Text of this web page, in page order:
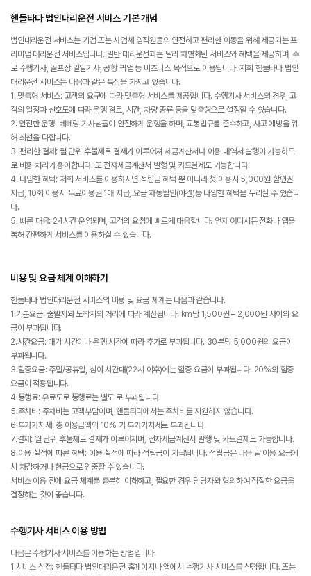
핸들타다 법인대리운전 서비스 기본 개념
법인대리운전 서비스는 기업 또는 사업체 임직원들의 안전하고 편리한 이동을 위해 제공되는 프
리미엄 대리운전 서비스입니다. 일반 대리운전과는 달리 차별화된 서비스와 혜택을 제공하며, 주
로 수행기사, 골프장 일일기사, 공항 픽업 등 비즈니스 목적으로 이용됩니다. 저희 핸들타다 법인
대리운전 서비스는 다음과 같은 특징을 가지고 있습니다.
1. 맞춤형 서비스: 고객의 요구에 따라 맞춤형 서비스를 제공합니다. 수행기사 서비스의 경우, 고
객의 일정과 선호도에 따라 운행 경로, 시간, 차량 종류 등을 맞춤형으로 설정할 수 있습니다.
2. 안전한 운행: 베테랑 기사님들이 안전하게 운행을 하며, 교통법규를 준수하고, 사고 예방을 위
해 최선을 다합니다.
3. 편리한 결제: 월 단위 후불제로 결제가 이루어져 세금계산서나 이용 내역서 발행이 가능하므
로 비용 처리가 용이합니다. 또 전자세금계산서 발행 및 카드결제도 가능합니다.
4. 다양한 혜택: 저희 서비스를 이용하시면 적립금 혜택 뿐 아니라 첫 이용시 5,000원 할인권
지급, 10회 이용시 무료이용권 1매 지급, 요금 자동할인(야간)등 다양한 혜택을 누리실 수 있습니
다.
5. 빠른 대응: 24시간 운영되며, 고객의 요청에 빠르게 대응합니다. 언제 어디서든 전화나 앱을
통해 간편하게 서비스를 이용하실 수 있습니다.
비용 및 요금 체계 이해하기
핸들타다 법인대리운전 서비스의 비용 및 요금 체계는 다음과 같습니다.
1.기본요금: 출발지와 도착지의 거리에 따라 계산됩니다. km당 1,500원 – 2,000원 사이의 요
금이 부과됩니다.
2.시간요금: 대기 시간이나 운행 시간에 따라 추가로 부과됩니다. 30분당 5,000원의 요금이
부과됩니다.
3.할증요금: 주말/공휴일, 심야 시간대(22시 이후)에는 할증 요금이 부과됩니다. 20%의 할증
요금이 적용됩니다.
4.통행료: 유료도로 통행료는 별도 로 부과됩니다.
5.주차비: 주차비는 고객부담이며, 핸들타다에서는 주차비를 지원하지 않습니다.
6.부가가치세: 총 이용금액의 10% 가 부가가치세로 부과됩니다.
7.결제: 월 단위 후불제로 결제가 이루어지며, 전자세금계산서 발행 및 카드결제도 가능합니다.
8.이용 실적에 따른 혜택: 이용 실적에 따라 적립금이 지급됩니다. 적립금은 다음 달 이용 요금에
서 차감하거나 현금으로 인출할 수 있습니다.
서비스 이용 전에 요금 체계를 충분히 이해하고, 필요한 경우 담당자와 협의하여 적절한 요금을
결정하는 것이 좋습니다.
수행기사 서비스 이용 방법
다음은 수행기사 서비스를 이용하는 방법입니다.
1.서비스 신청: 핸들타다 법인대리운전 홈페이지나 앱에서 수행기사 서비스를 신청합니다. 또는